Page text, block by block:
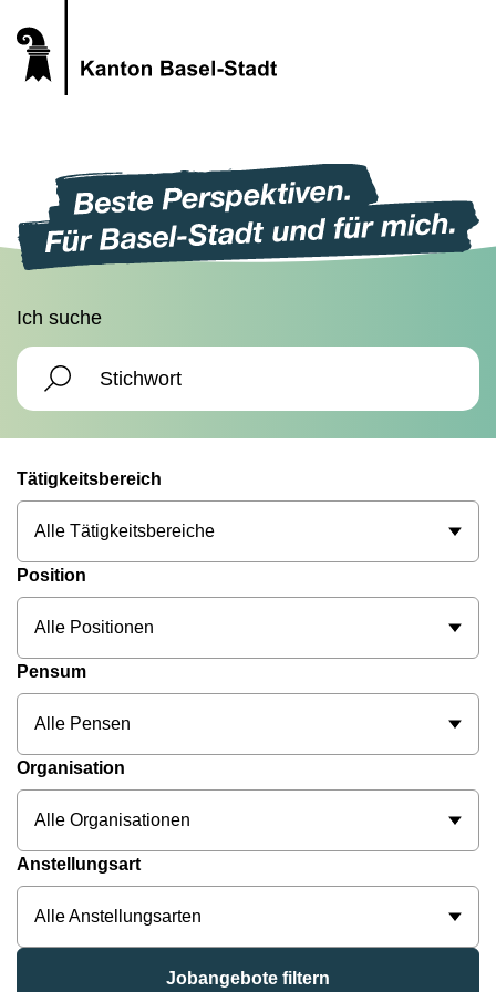
Ich suche
Tätigkeitsbereich
Alle Tätigkeitsbereiche
Position
Alle Positionen
Pensum
Alle Pensen
Organisation
Alle Organisationen
Anstellungsart
Alle Anstellungsarten
Jobangebote filtern